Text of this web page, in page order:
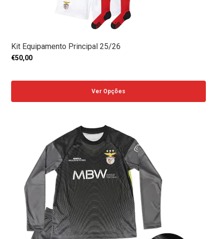
Kit Equipamento Principal 25/26
€50,00
Ver Opções